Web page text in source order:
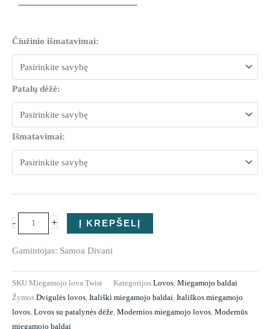
Čiužinio išmatavimai:
Patalų dėžė:
Išmatavimai:
-
kiekis:
Miegamojo
Twist
+ Į KREPŠELĮ
Gamintojas: Samoa Divani
SKU Miegamojo lova Twist Kategorijos Lovos Miegamojo baldai
Žymos Dvigulės lovos Itališki miegamojo baldai Itališkos miegamojo
lovos Lovos su patalynės dėže Modernios miegamojo lovos Modernūs
miegamojo baldai